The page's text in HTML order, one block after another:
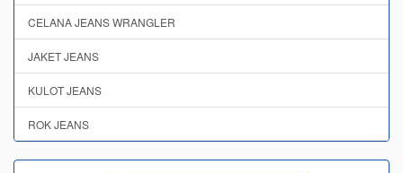
CELANA JEANS WRANGLER
JAKET JEANS
KULOT JEANS
ROK JEANS